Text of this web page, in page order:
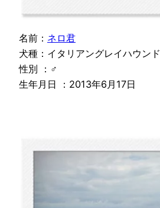
名前： ネロ君
犬種：イタリアングレイハウンド
性別 ：♂
生年月日 ：2013年6月17日